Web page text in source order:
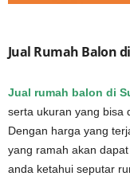
Jual Rumah Balon
Jual rumah balon di
serta ukuran yang bisa
Dengan harga yang
yang ramah akan
anda ketahui seputar